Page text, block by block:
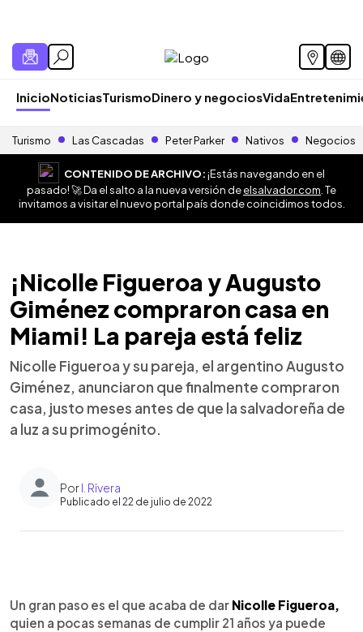
InicioNoticiasTurismoDinero y negociosVida
Turismo Las Cascadas Peter Parker Nativos Negocios
CONTENIDO DE ARCHIVO:¡Estás navegando en el
pasado! 🚀 Da el salto a la nueva versión deelsalvador.com . Te
invitamos a visitar el nuevo portal país donde coincidimos todos.
¡Nicolle Figueroa y Augusto
Giménez compraron casa en
Miami! La pareja está feliz
Nicolle Figueroa y su pareja, el argentino Augusto
Giménez, anunciaron que finalmente compraron
casa, justo meses antes de que la salvadoreña de
a luz a su primogénito.
PorI. Rivera
Publicado el 22 de julio de 2022
Escuchar artículo
Un gran paso es el que acaba de dar Nicolle Figueroa,
quien a pocas semanas de cumplir 21 años ya puede